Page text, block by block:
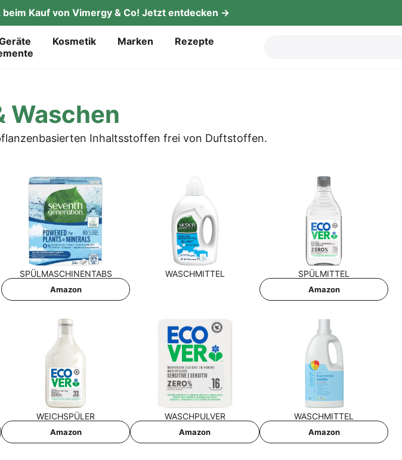
beim Kauf von Vimergy & Co! Jetzt entdecken →
Kos­me­tik Mar­ken
Rezep­te
Waschen
Inhalts­stof­fen frei von Duftstoffen.
SPÜL­MA­SCHI­NEN­TABS
Ama­zon
WASCH­MIT­TEL SPÜL­MIT­TEL
Ama­zon
WEICH­SPÜ­LER
Ama­zon
WASCH­PUL­VER
Ama­zon
WASCH­MIT­TEL
Ama­zon